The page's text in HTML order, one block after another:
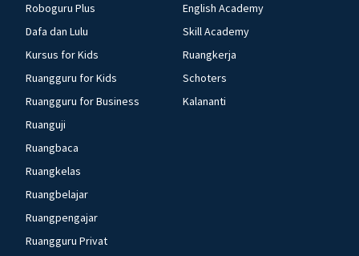
Roboguru Plus
Dafa dan Lulu
Kursus for Kids
Ruangguru for Kids
Ruangguru for Business
Ruanguji
Ruangbaca
Ruangkelas
Ruangbelajar
Ruangpengajar
Ruangguru Privat
English Academy
Skill Academy
Ruangkerja
Schoters
Kalananti